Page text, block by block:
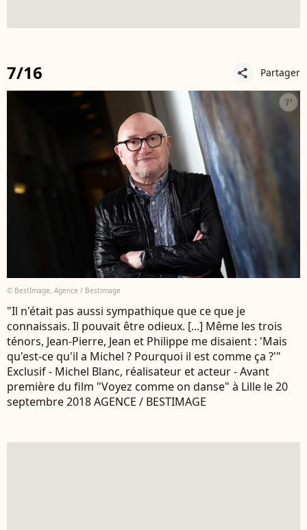
7/16 share Partager
© BestImage, Agence / Bestimage
"Il n'était pas aussi sympathique que ce que je
connaissais. Il pouvait être odieux. [...] Même les trois
ténors, Jean-Pierre, Jean et Philippe me disaient : 'Mais
qu'est-ce qu'il a Michel ? Pourquoi il est comme ça ?'"
Exclusif - Michel Blanc, réalisateur et acteur - Avant
première du film "Voyez comme on danse" à Lille le 20
septembre 2018 AGENCE / BESTIMAGE